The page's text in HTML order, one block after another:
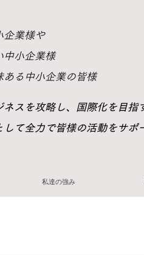
企業様や
中小企業様
ある中小企業の皆様
ネスを攻略し、国際化を目指
して全力で皆様の活動をサポ
私達の強み